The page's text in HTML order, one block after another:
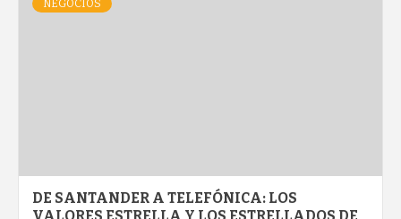
NEGOCIOS
DE SANTANDER A TELEFÓNICA: LOS